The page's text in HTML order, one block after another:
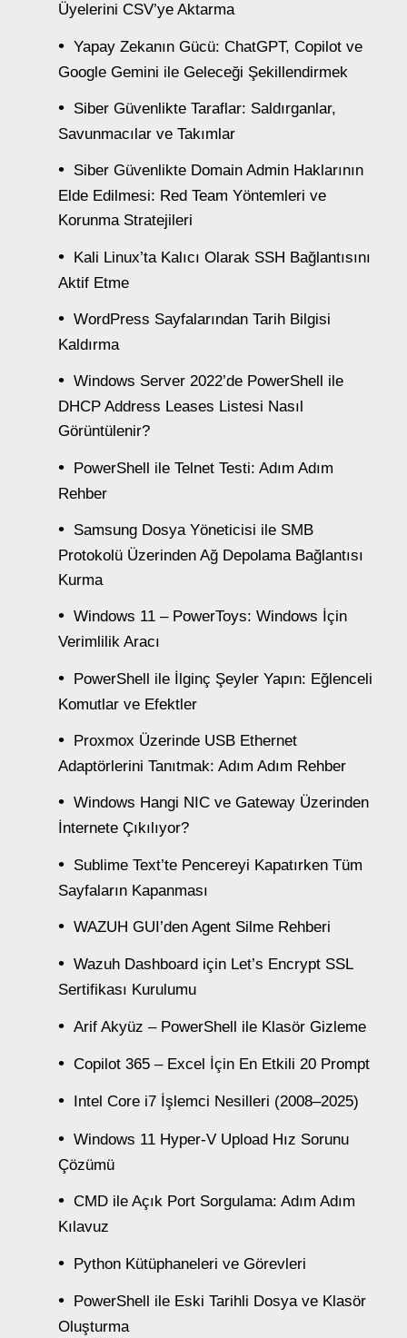
Üyelerini CSV’ye Aktarma
Yapay Zekanın Gücü: ChatGPT, Copilot ve
Google Gemini ile Geleceği Şekillendirmek
Siber Güvenlikte Taraflar: Saldırganlar,
Savunmacılar ve Takımlar
Siber Güvenlikte Domain Admin Haklarının
Elde Edilmesi: Red Team Yöntemleri ve
Korunma Stratejileri
Kali Linux’ta Kalıcı Olarak SSH Bağlantısını
Aktif Etme
WordPress Sayfalarından Tarih Bilgisi
Kaldırma
Windows Server 2022’de PowerShell ile
DHCP Address Leases Listesi Nasıl
Görüntülenir?
PowerShell ile Telnet Testi: Adım Adım
Rehber
Samsung Dosya Yöneticisi ile SMB
Protokolü Üzerinden Ağ Depolama Bağlantısı
Kurma
Windows 11 – PowerToys: Windows İçin
Verimlilik Aracı
PowerShell ile İlginç Şeyler Yapın: Eğlenceli
Komutlar ve Efektler
Proxmox Üzerinde USB Ethernet
Adaptörlerini Tanıtmak: Adım Adım Rehber
Windows Hangi NIC ve Gateway Üzerinden
İnternete Çıkılıyor?
Sublime Text’te Pencereyi Kapatırken Tüm
Sayfaların Kapanması
WAZUH GUI’den Agent Silme Rehberi
Wazuh Dashboard için Let’s Encrypt SSL
Sertifikası Kurulumu
Arif Akyüz – PowerShell ile Klasör Gizleme
Copilot 365 – Excel İçin En Etkili 20 Prompt
Intel Core i7 İşlemci Nesilleri (2008–2025)
Windows 11 Hyper-V Upload Hız Sorunu
Çözümü
CMD ile Açık Port Sorgulama: Adım Adım
Kılavuz
Python Kütüphaneleri ve Görevleri
PowerShell ile Eski Tarihli Dosya ve Klasör
Oluşturma